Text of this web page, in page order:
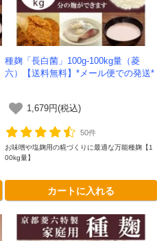
種麹「長白菌」100g-100kg量（菱
六）【送料無料】*メール便での発送*
1,679円(税込)
50件
お味噌や塩麹用の糀づくりに最適な万能種麹【1
00kg量】
カートに入れる